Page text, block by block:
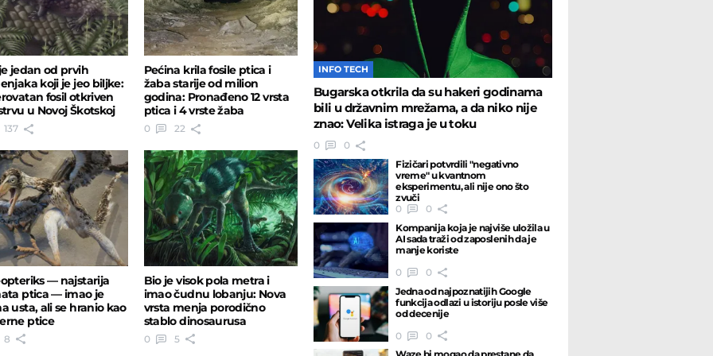
INFO TECH
Bugarska otkrila da su hakeri godinama
bili u državnim mrežama, a da niko nije
znao: Velika istraga je u toku
0
0
Fizičari potvrdili "negativno
vreme" u kvantnom
eksperimentu, ali nije ono što
zvuči
0
0
Kompanija koja je najviše uložila u
AI sada traži od zaposlenih da je
manje koriste
0
0
Jedna od najpoznatijih Google
funkcija odlazi u istoriju posle više
od decenije
0
0
jedan od prvih
koji je jeo biljke:
fosil otkriven
u Novoj Škotskoj
137
Pećina krila fosile ptica i
žaba starije od milion
godina: Pronađeno 12 vrsta
ptica i 4 vrste žaba
0 22
— najstarija
ptica — imao je
usta, ali se hranio kao
ptice
8
Bio je visok pola metra i
imao čudnu lobanju: Nova
vrsta menja porodično
stablo dinosaurusa
0 5